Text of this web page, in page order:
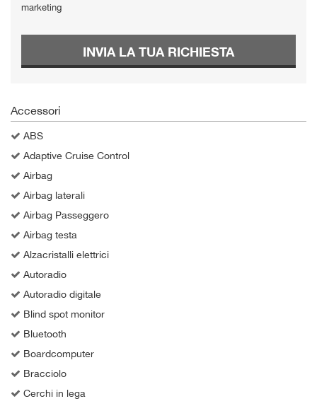
marketing
INVIA LA TUA RICHIESTA
Accessori
ABS
Adaptive Cruise Control
Airbag
Airbag laterali
Airbag Passeggero
Airbag testa
Alzacristalli elettrici
Autoradio
Autoradio digitale
Blind spot monitor
Bluetooth
Boardcomputer
Bracciolo
Cerchi in lega